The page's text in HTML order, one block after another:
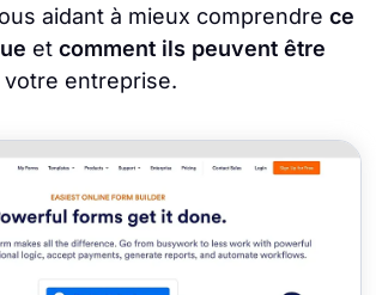
aidant à mieux comprendre ce
et comment ils peuvent être
votre entreprise.